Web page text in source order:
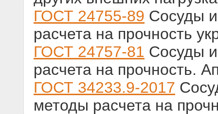
ГОСТ 24755-89 Сосуды
расчета на прочность
ГОСТ 24757-81 Сосуды
расчета на прочность.
ГОСТ 34233.9-2017
методы расчета на